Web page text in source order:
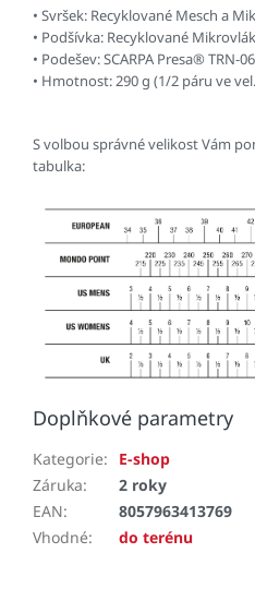
• Svršek: Recyklované Mesch a
• Podšívka: Recyklované
• Podešev: SCARPA Presa® TRN-06
• Hmotnost: 290 g (1/2 páru ve
S volbou správné velikost Vám
tabulka:
Doplňkové parametry
Kategorie:
E-shop
Záruka:
2 roky
EAN:
8057963413769
Vhodné: do terénu